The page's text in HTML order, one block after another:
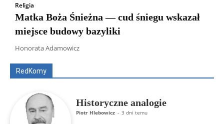
Religia
Matka Boża Śnieżna — cud śniegu wskazał
miejsce budowy bazyliki
Honorata Adamowicz
RedKomy
Wszyscy Aleksander Borowik
ks. Jarosław Wąsowicz SDB
Historyczne analogie
Piotr Hlebowicz - 3 dni temu